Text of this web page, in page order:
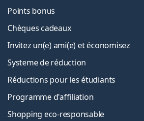
Points bonus
Chèques cadeaux
Invitez un(e) ami(e) et économisez
Systeme de réduction
Réductions pour les étudiants
Programme d'affiliation
Shopping eco-responsable